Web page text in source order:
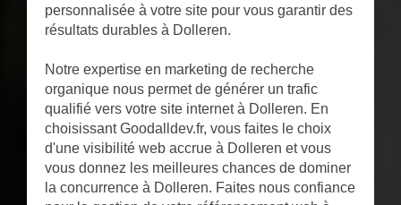
personnalisée à votre site pour vous garantir des
résultats durables à Dolleren.
Notre expertise en marketing de recherche
organique nous permet de générer un trafic
qualifié vers votre site internet à Dolleren. En
choisissant Goodalldev.fr, vous faites le choix
d'une visibilité web accrue à Dolleren et vous
vous donnez les meilleures chances de dominer
la concurrence à Dolleren. Faites nous confiance